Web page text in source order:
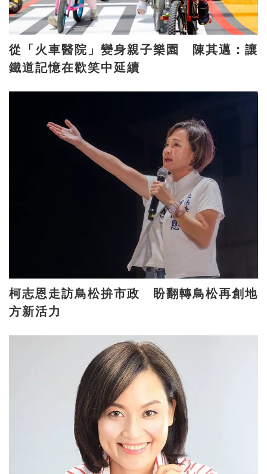
從「火車醫院」變身親子樂園 陳其邁：讓
鐵道記憶在歡笑中延續
柯志恩走訪鳥松拚市政 盼翻轉鳥松再創地
方新活力